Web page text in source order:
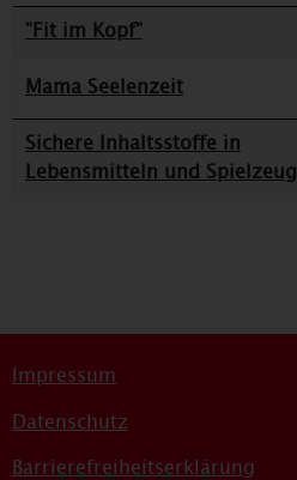
"Fit im Kopf"
Mama Seelenzeit
Sichere Inhaltsstoffe in
Lebensmitteln und Spielzeug
Impressum
Datenschutz
Barrierefreiheitserklärung